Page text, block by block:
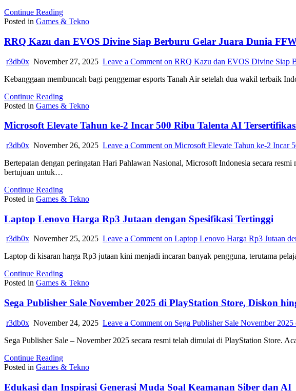
Continue Reading
Posted in Games & Tekno
RRQ Kazu dan EVOS Divine Siap Berburu Gelar Juara Dunia
r3db0x November 27, 2025 Leave a Comment on RRQ Kazu dan EVOS Divine Siap
Kebanggaan membuncah bagi penggemar esports Tanah Air setelah dua wakil terbaik
Continue Reading
Posted in Games & Tekno
Microsoft Elevate Tahun ke-2 Incar 500 Ribu Talenta AI
r3db0x November 26, 2025 Leave a Comment on Microsoft Elevate Tahun ke-2 Incar
Bertepatan dengan peringatan Hari Pahlawan Nasional, Microsoft Indonesia secara
bertujuan untuk…
Continue Reading
Posted in Games & Tekno
Laptop Lenovo Harga Rp3 Jutaan dengan Spesifikasi Tertinggi
r3db0x November 25, 2025 Leave a Comment on Laptop Lenovo Harga Rp3 Jutaan
Laptop di kisaran harga Rp3 jutaan kini menjadi incaran banyak pengguna, terutama
Continue Reading
Posted in Games & Tekno
Sega Publisher Sale November 2025 di PlayStation Store, Diskon
r3db0x November 24, 2025 Leave a Comment on Sega Publisher Sale November
Sega Publisher Sale – November 2025 secara resmi telah dimulai di PlayStation Store.
Continue Reading
Posted in Games & Tekno
Edukasi dan Inspirasi Generasi Muda Soal Keamanan Siber dan AI